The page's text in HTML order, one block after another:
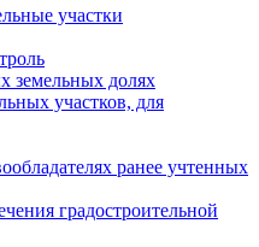
участки
земельных долях
участков, для
ранее учтенных
градостроительной